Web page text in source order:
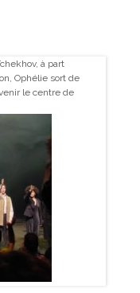
à part
Ophélie sort de
le centre de